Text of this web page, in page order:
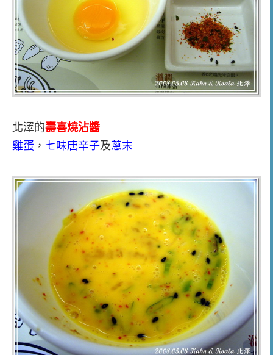
北澤的壽喜燒沾醬
雞蛋 ， 七味唐辛子及蔥末